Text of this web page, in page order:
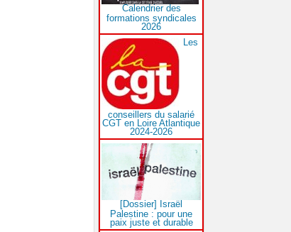
Calendrier des
formations syndicales
2026
Les
conseillers du salarié
CGT en Loire Atlantique
2024-2026
[Dossier] Israël
Palestine : pour une
paix juste et durable